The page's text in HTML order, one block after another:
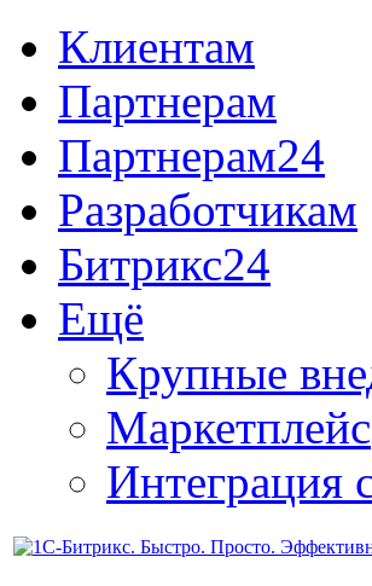
Клиентам
Партнерам
Партнерам24
Разработчикам
Битрикс24
Ещё
Крупные
Маркетплейс
Интеграция